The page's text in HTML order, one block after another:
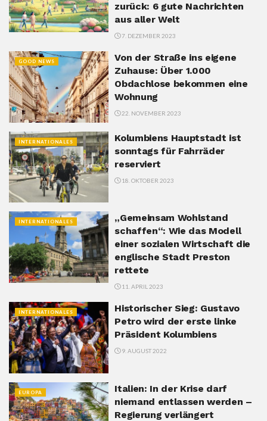
zurück: 6 gute Nachrichten
aus aller Welt
7. DEZEMBER 2023
GOOD NEWS
Von der Straße ins eigene
Zuhause: Über 1.000
Obdachlose bekommen eine
Wohnung
22. NOVEMBER 2023
INTERNATIONALES
Kolumbiens Hauptstadt ist
sonntags für Fahrräder
reserviert
18. OKTOBER 2023
INTERNATIONALES
„Gemeinsam Wohlstand
schaffen“: Wie das Modell
einer sozialen Wirtschaft die
englische Stadt Preston
rettete
11. APRIL 2023
INTERNATIONALES
Historischer Sieg: Gustavo
Petro wird der erste linke
Präsident Kolumbiens
9. AUGUST 2022
EUROPA
Italien: In der Krise darf
niemand entlassen werden –
Regierung verlängert